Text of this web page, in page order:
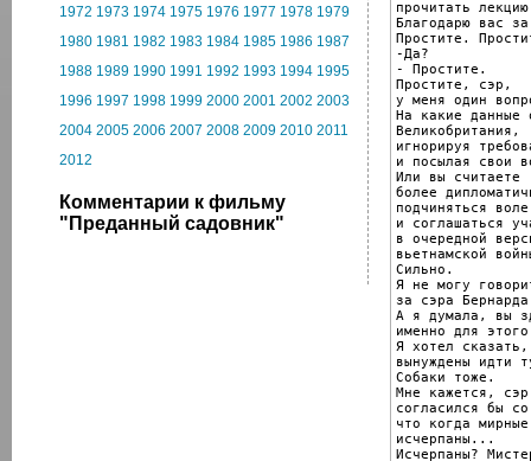
1972 1973 1974 1975 1976 1977 1978 1979
1980 1981 1982 1983 1984 1985 1986 1987
1988 1989 1990 1991 1992 1993 1994 1995
1996 1997 1998 1999 2000 2001 2002 2003
2004 2005 2006 2007 2008 2009 2010 2011
2012
Комментарии к фильму
"Преданный садовник"
прочитать
Благодарю вас
Простите.
-Да?
- Простите.
Простите, сэр,
у меня один
На какие данные
Великобритания,
игнорируя
и посылая свои
Или вы считаете
более
подчиняться
и соглашаться
в очередной
вьетнамской
Сильно.
Я не могу
за сэра
А я думала, вы
именно для
Я хотел
вынуждены идти
Собаки тоже.
Мне кажется, сэр
согласился бы
что когда
исчерпаны...
Исчерпаны?